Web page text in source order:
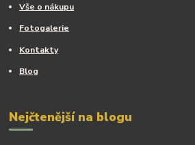
Vše o nákupu
Fotogalerie
Kontakty
Blog
Nejčtenější na blogu